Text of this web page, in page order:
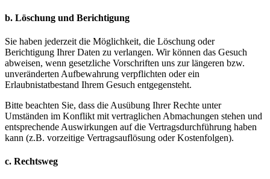
b. Löschung und Berichtigung
Sie haben jederzeit die Möglichkeit, die Löschung oder
Berichtigung Ihrer Daten zu verlangen. Wir können das Gesuch
abweisen, wenn gesetzliche Vorschriften uns zur längeren bzw.
unveränderten Aufbewahrung verpflichten oder ein
Erlaubnistatbestand Ihrem Gesuch entgegensteht.
Bitte beachten Sie, dass die Ausübung Ihrer Rechte unter
Umständen im Konflikt mit vertraglichen Abmachungen stehen und
entsprechende Auswirkungen auf die Vertragsdurchführung haben
kann (z.B. vorzeitige Vertragsauflösung oder Kostenfolgen).
c. Rechtsweg